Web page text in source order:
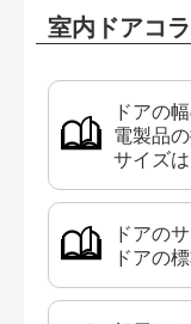
室内ドアコラ
ドアの
電製品
サイズは
ドアの
ドアの